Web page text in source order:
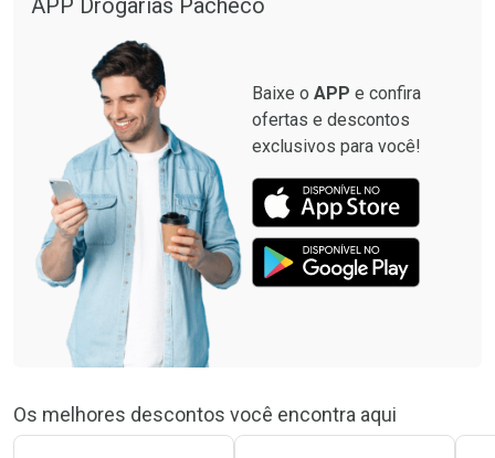
APP Drogarias Pacheco
Baixe o APP e confira
ofertas e descontos
exclusivos para você!
Os melhores descontos você encontra aqui